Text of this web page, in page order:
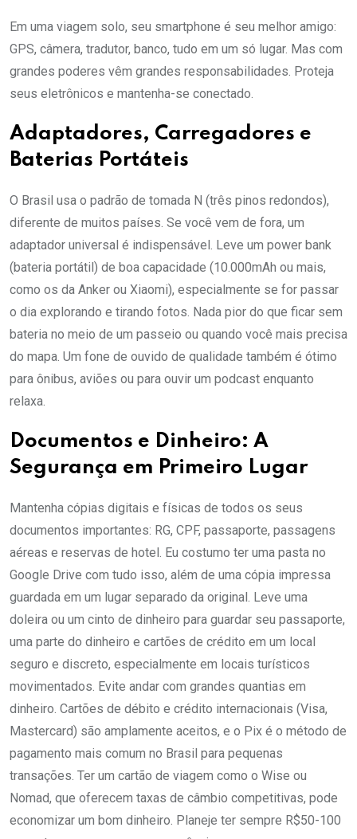
Em uma viagem solo, seu smartphone é seu melhor amigo:
GPS, câmera, tradutor, banco, tudo em um só lugar. Mas com
grandes poderes vêm grandes responsabilidades. Proteja
seus eletrônicos e mantenha-se conectado.
Adaptadores, Carregadores e
Baterias Portáteis
O Brasil usa o padrão de tomada N (três pinos redondos),
diferente de muitos países. Se você vem de fora, um
adaptador universal é indispensável. Leve um power bank
(bateria portátil) de boa capacidade (10.000mAh ou mais,
como os da Anker ou Xiaomi), especialmente se for passar
o dia explorando e tirando fotos. Nada pior do que ficar sem
bateria no meio de um passeio ou quando você mais precisa
do mapa. Um fone de ouvido de qualidade também é ótimo
para ônibus, aviões ou para ouvir um podcast enquanto
relaxa.
Documentos e Dinheiro: A
Segurança em Primeiro Lugar
Mantenha cópias digitais e físicas de todos os seus
documentos importantes: RG, CPF, passaporte, passagens
aéreas e reservas de hotel. Eu costumo ter uma pasta no
Google Drive com tudo isso, além de uma cópia impressa
guardada em um lugar separado da original. Leve uma
doleira ou um cinto de dinheiro para guardar seu passaporte,
uma parte do dinheiro e cartões de crédito em um local
seguro e discreto, especialmente em locais turísticos
movimentados. Evite andar com grandes quantias em
dinheiro. Cartões de débito e crédito internacionais (Visa,
Mastercard) são amplamente aceitos, e o Pix é o método de
pagamento mais comum no Brasil para pequenas
transações. Ter um cartão de viagem como o Wise ou
Nomad, que oferecem taxas de câmbio competitivas, pode
economizar um bom dinheiro. Planeje ter sempre R$50-100